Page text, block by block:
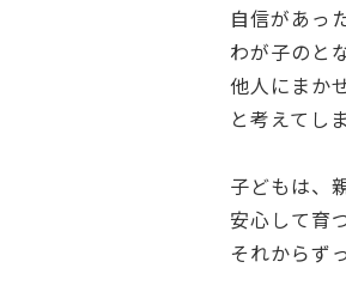
自信があっ
わが子のと
他人にまか
と考えてし
子どもは、
安心して育
それからず